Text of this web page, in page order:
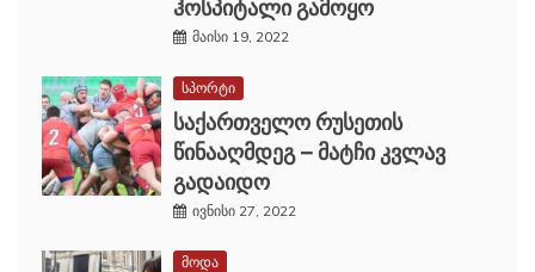
მაისი 19, 2022
სპორტი
საქართველო რუსეთის
წინააღმდეგ – მატჩი კვლავ
გადაიდო
ივნისი 27, 2022
მოდა